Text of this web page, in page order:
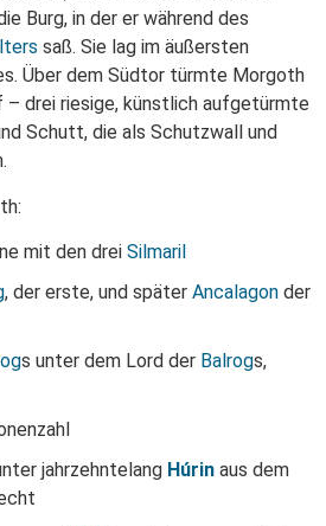
Burg, in der er während des
saß. Sie lag im äußersten
Über dem Südtor türmte Morgoth
– drei riesige, künstlich aufgetürmte
Schutt, die als Schutzwall und
mit den drei Silmaril
, der erste, und später Ancalagon der
s unter dem Lord der Balrogs,
jahrzehntelang Húrin aus dem